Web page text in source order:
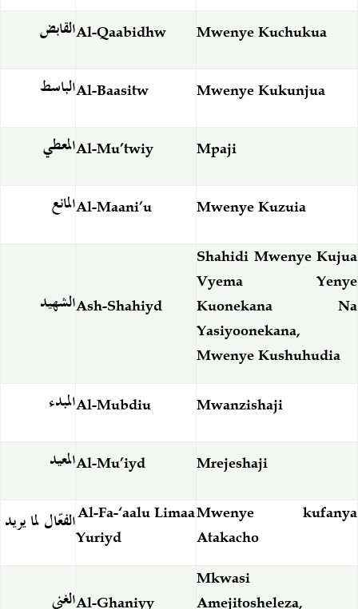
القابضAl-Qaabidhw Mwenye Kuchukua
الباسطAl-Baasitw Mwenye Kukunjua
المعطيAl-Mu’twiy Mpaji
المانعAl-Maani’u Mwenye Kuzuia
الشهيدAsh-Shahiyd
Shahidi Mwenye Kujua
Vyema Yenye
Kuonekana Na
Yasiyoonekana,
Mwenye Kushuhudia
المبدءAl-Mubdiu Mwanzishaji
المعيدAl-Mu’iyd Mrejeshaji
الفعّال لما يريدAl-Fa-‘aalu Limaa
Yuriyd
Mwenye kufanya
Atakacho
الغنيAl-Ghaniyy
Mkwasi
Amejitosheleza,